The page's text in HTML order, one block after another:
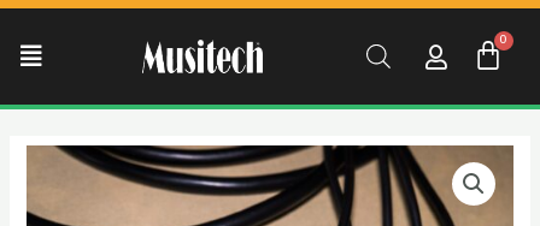
Menu
CABO
PLAYSTATION